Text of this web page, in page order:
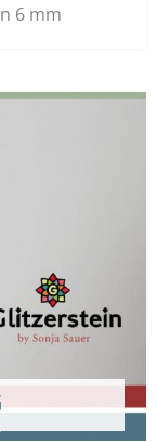
6 mm